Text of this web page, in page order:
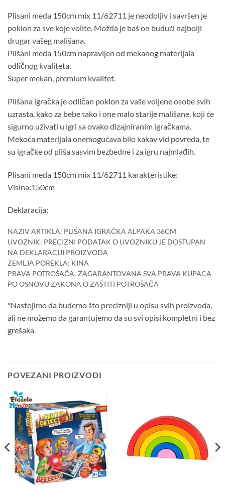
Plisani meda 150cm mix 11/62711 je neodoljiv i savršen je
poklon za sve koje volite. Možda je baš on budući najbolji
drugar vašeg mališana.
Plišani meda 150cm napravljen od mekanog materijala
odličnog kvaliteta.
Super mekan, premium kvalitet.
Plišana igračka je odličan poklon za vaše voljene osobe svih
uzrasta, kako za bebe tako i one malo starije mališane, koji će
sigurno uživati u igri sa ovako dizajniranim igračkama.
Mekoća materijala onemogućava bilo kakav vid povreda, te
su igračke od pliša sasvim bezbedne i za igru najmlađih.
Plisani meda 150cm mix 11/62711 karakteristike:
Visina:150cm
Deklaracija:
NAZIV ARTIKLA: PLIŠANA IGRAČKA ALPAKA 36CM
UVOZNIK: PRECIZNI PODATAK O UVOZNIKU JE DOSTUPAN
NA DEKLARACIJI PROIZVODA
ZEMLJA POREKLA: KINA
PRAVA POTROŠAČA: ZAGARANTOVANA SVA PRAVA KUPACA
PO OSNOVU ZAKONA O ZAŠTITI POTROŠAČA
*Nastojimo da budemo što precizniji u opisu svih proizvoda,
ali ne možemo da garantujemo da su svi opisi kompletni i bez
grešaka.
POVEZANI PROIZVODI